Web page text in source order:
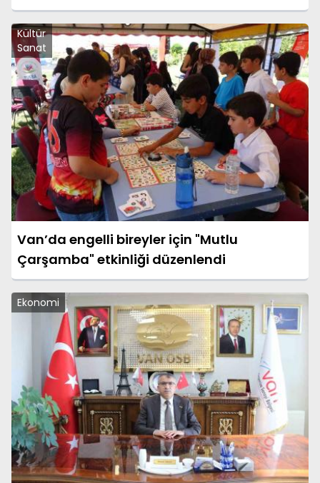
Kültür
Sanat
Van’da engelli bireyler için "Mutlu
Çarşamba" etkinliği düzenlendi
Ekonomi